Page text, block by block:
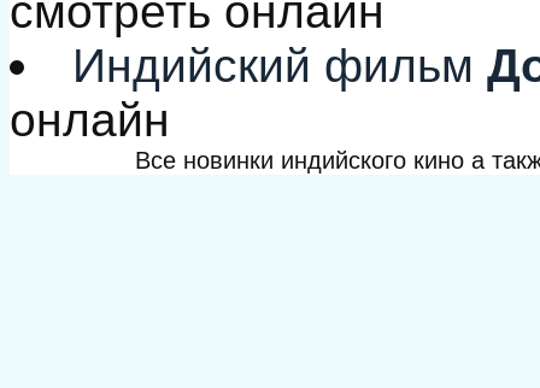
смотреть онлайн
Индийский фильм
онлайн
Все новинки индийского кино а